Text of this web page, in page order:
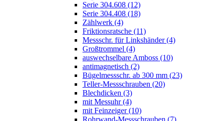
Serie 304.608 (12)
Serie 304.408 (18)
Zählwerk (4)
Friktionsratsche (11)
Messschr. für Linkshänder (4)
Großtrommel (4)
auswechselbare Amboss (10)
antimagnetisch (2)
Bügelmessschr. ab 300 mm (23)
Teller-Messschrauben (20)
Blechdicken (3)
mit Messuhr (4)
mit Feinzeiger (10)
Rohrwand-Messschrauben (7)